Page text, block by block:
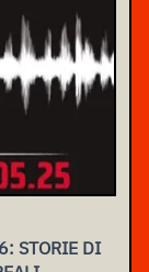
STORIE DI